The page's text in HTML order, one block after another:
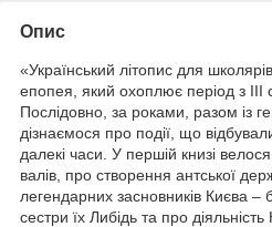
Опис
«Український літопис для
епопея, який охоплює період з III
Послідовно, за роками, разом із
дізнаємося про події, що
далекі часи. У першій книзі
валів, про створення антської
легендарних засновників Києва –
сестри їх Либідь та про діяльність